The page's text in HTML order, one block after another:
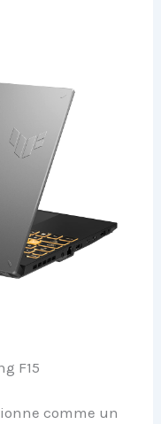
F15
comme un